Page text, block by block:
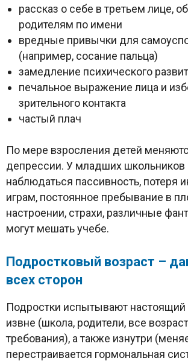
рассказ о себе в третьем лице,
родителям по имени
вредные привычки для
(например, сосание пальца)
замедление психического
печальное выражение лица и
зрительного контакта
частый плач
По мере взросления детей
депрессии. У младших
наблюдаться пассивность, потеря
играм, постоянное пребывание в
настроении, страхи, различные
могут мешать учебе.
Подростковый возраст –
всех сторон
Подростки испытывают настоящий
извне (школа, родители, все
требования), а также изнутри
перестраивается гормональная